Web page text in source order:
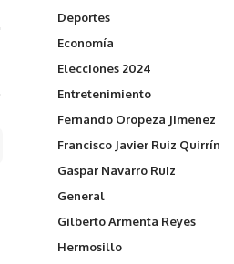
Deportes
Economía
Elecciones 2024
Entretenimiento
Fernando Oropeza Jimenez
Francisco Javier Ruiz Quirrín
Gaspar Navarro Ruiz
General
Gilberto Armenta Reyes
Hermosillo